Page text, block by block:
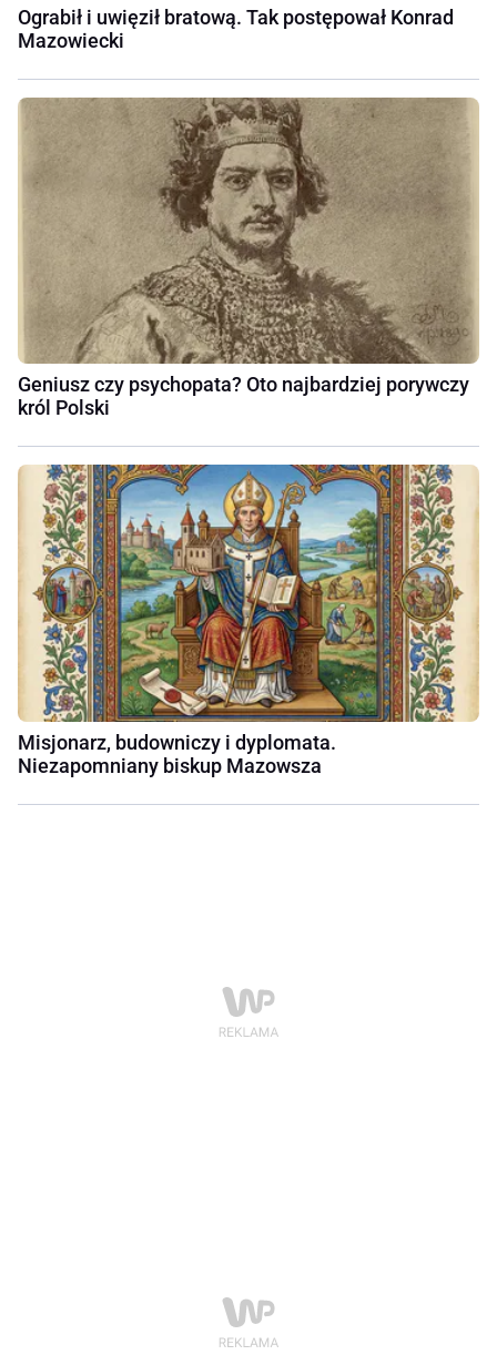
Ograbił i uwięził bratową. Tak postępował Konrad
Mazowiecki
Geniusz czy psychopata? Oto najbardziej porywczy
król Polski
Misjonarz, budowniczy i dyplomata.
Niezapomniany biskup Mazowsza